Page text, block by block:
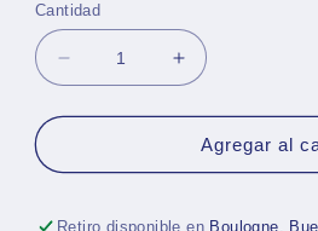
Cantidad
Reducir
cantidad
para
Novísima
MDT
Aumentar
cantidad
para
Rueda
Novísima
MDT
Agregar al
Retiro disponible en Boulogne,